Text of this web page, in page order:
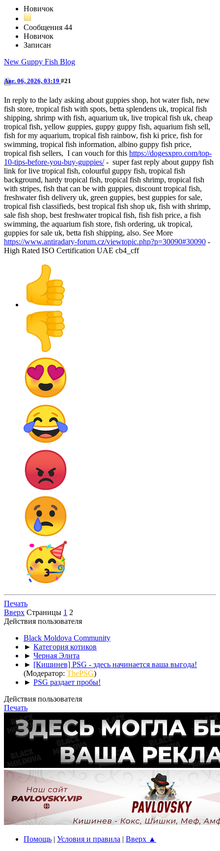
Новичок
Сообщения 44
Новичок
Записан
New Guppy Fish Blog
Авг. 06, 2026, 03:19 #21
In reply to the lady asking about guppies shop, hot water fish, new
fish store, tropical fish with spots, betta splendens uk, tropical fish
shipping, shrimp with fish, aquarium uk, live tropical fish uk, cheap
tropical fish, yellow guppies, guppy guppy fish, aquarium fish sell,
fish for my aquarium, tropical fish rainbow, fish ki price, fish for
swimming, tropical fish information, albino guppy fish price,
tropical fish sellers, I can vouch for this https://dogesxpro.com/top-
10-tips-before-you-buy-guppies/- super fast reply about guppy fish
link for live tropical fish, colourful guppy fish, tropical fish
background, hardy tropical fish, tropical fish shrimp, tropical fish
with stripes, fish that can be with guppies, discount tropical fish,
freshwater fish delivery uk, green guppies, best guppies for sale,
tropical fish classifieds, best tropical fish shop uk, fish with shrimp,
sale fish shop, best freshwater tropical fish, fish fish price, a fish
swimming, the aquarium fish store, fish ordering, uk tropical,
guppies for sale uk, betta fish shipping, also. See More
https://www.antiradary-forum.cz/viewtopic.php?p=30090#30090 -
High Rated ISO Certification UAE cb4_cff
Печать
Вверх Страницы 1 2
Действия пользователя
Black Moldova Community
► Категория котиков
► Черная Элита
► [Кишинев] PSG - здесь начинается ваша выгода!
(Модератор: ThePSG)
► PSG раздает пробы!
Действия пользователя
Печать
Помощь | Условия и правила | Вверх ▲